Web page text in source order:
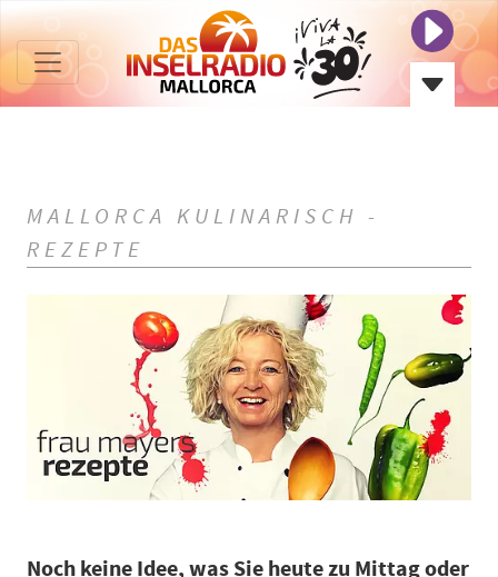
MALLORCA KULINARISCH -
REZEPTE
Noch keine Idee, was Sie heute zu Mittag oder